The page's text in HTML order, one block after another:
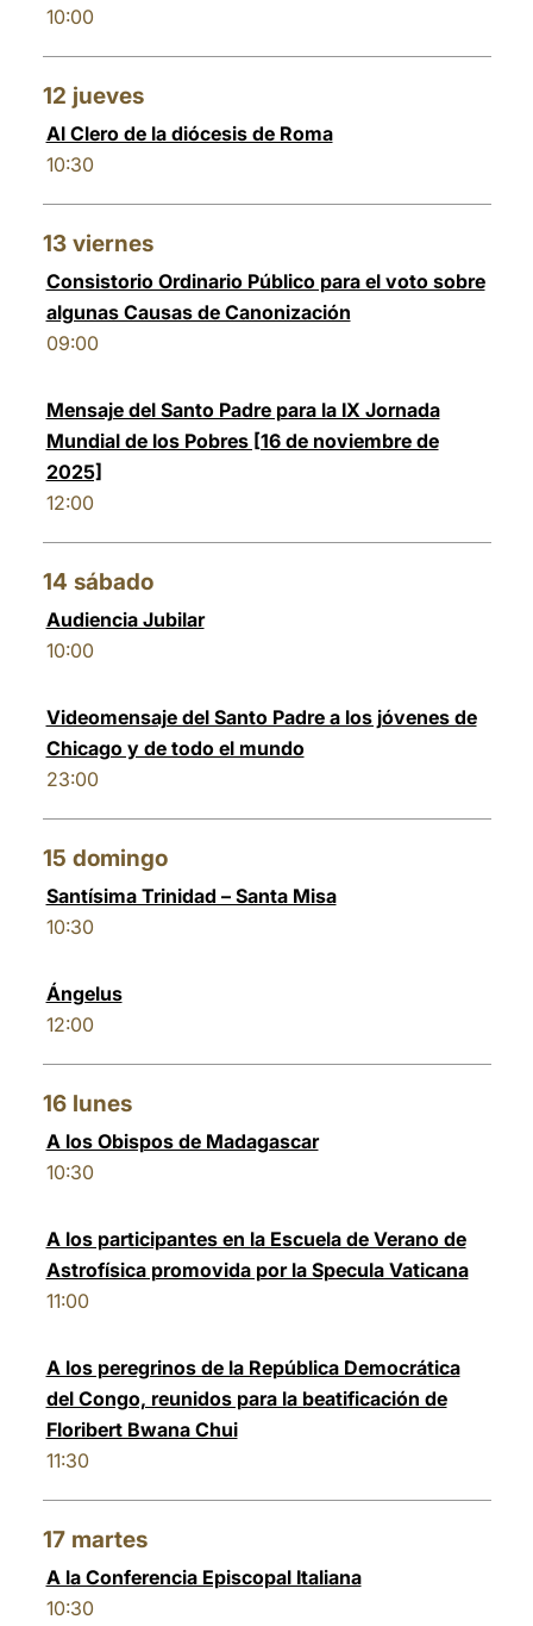
10:00
12 jueves
Al Clero de la diócesis de Roma
10:30
13 viernes
Consistorio Ordinario Público para el voto sobre
algunas Causas de Canonización
09:00
Mensaje del Santo Padre para la IX Jornada
Mundial de los Pobres [16 de noviembre de
2025]
12:00
14 sábado
Audiencia Jubilar
10:00
Videomensaje del Santo Padre a los jóvenes de
Chicago y de todo el mundo
23:00
15 domingo
Santísima Trinidad – Santa Misa
10:30
Ángelus
12:00
16 lunes
A los Obispos de Madagascar
10:30
A los participantes en la Escuela de Verano de
Astrofísica promovida por la Specula Vaticana
11:00
A los peregrinos de la República Democrática
del Congo, reunidos para la beatificación de
Floribert Bwana Chui
11:30
17 martes
A la Conferencia Episcopal Italiana
10:30